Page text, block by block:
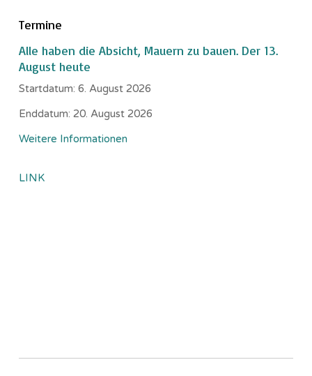
Termine
Alle haben die Absicht, Mauern zu bauen. Der 13.
August heute
Startdatum: 6. August 2026
Enddatum: 20. August 2026
Weitere Informationen
LINK